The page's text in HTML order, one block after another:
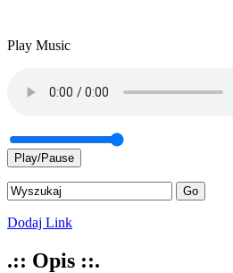
Play Music
Play/Pause
Dodaj Link
.:: Opis ::.